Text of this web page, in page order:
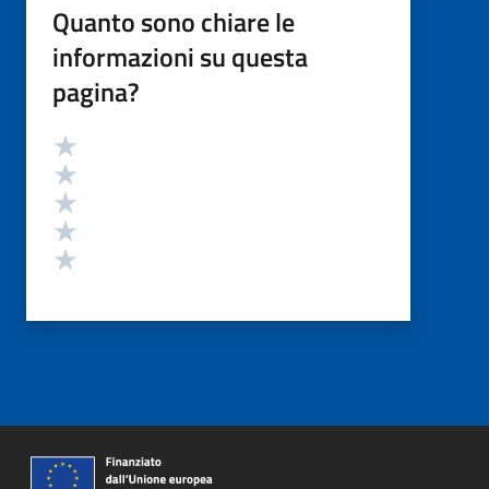
Quanto sono chiare le
informazioni su questa
pagina?
Valutazione